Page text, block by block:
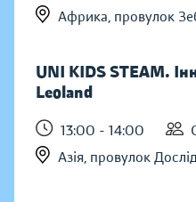
Африка, провулок
UNI KIDS STEAM.
Leoland
13:00 - 14:00
Азія, провулок